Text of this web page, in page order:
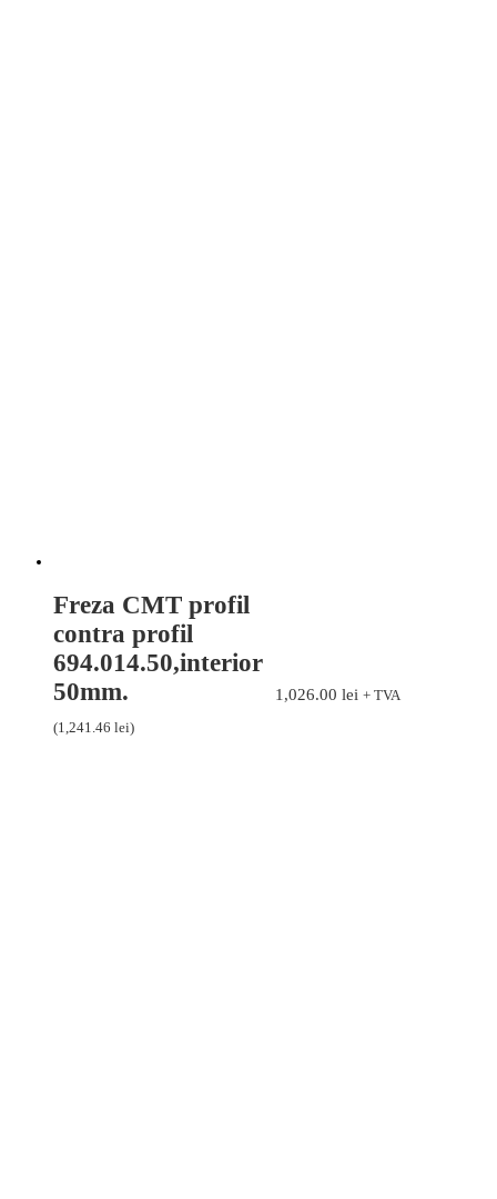
Freza CMT profil
contra profil
694.014.50,interior
50mm.
1,026.00 lei + TVA
(1,241.46 lei)